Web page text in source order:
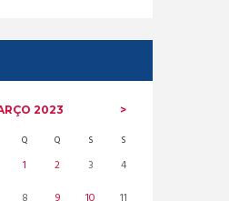
2023
Q Q S S
1 2 3
4